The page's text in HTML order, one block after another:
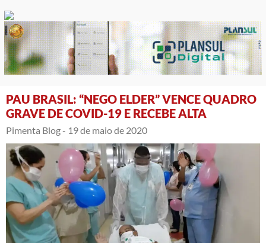
PAU BRASIL: “NEGO ELDER” VENCE QUADRO
GRAVE DE COVID-19 E RECEBE ALTA
Pimenta Blog - 19 de maio de 2020